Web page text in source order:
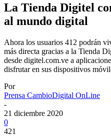
La Tienda Digitel
al mundo digital
Ahora los usuarios 412 podrán
más directa gracias a la Tienda
desde digitel.com.ve a
disfrutar en sus dispositivos
Por
Prensa CambioDigital OnLine
-
21 diciembre 2020
0
421